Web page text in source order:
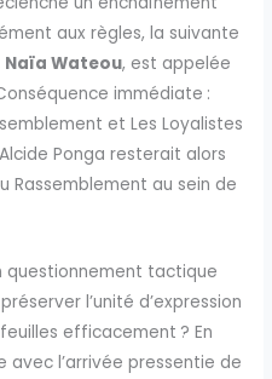
aux règles, la suivante
Naïa Wateou, est appelée
immédiate :
et Les Loyalistes
Ponga resterait alors
Rassemblement au sein de
tactique
l’unité d’expression
efficacement ? En
avec l’arrivée pressentie de